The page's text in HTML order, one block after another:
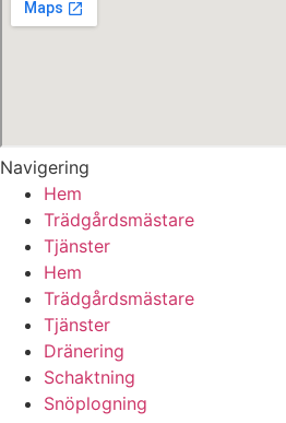
Navigering
Hem
Trädgårdsmästare
Tjänster
Hem
Trädgårdsmästare
Tjänster
Dränering
Schaktning
Snöplogning